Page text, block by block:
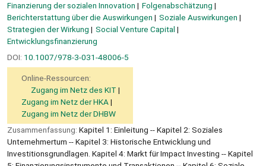
Finanzierung der sozialen Innovation
Folgenabschätzung
Berichterstattung über die Auswirkungen
Soziale Auswirkungen
Strategien der Wirkung
Social Venture Capital
Entwicklungsfinanzierung
DOI: 10.1007/978-3-031-48006-5
Online-Ressourcen:
Zugang im Netz des KIT
Zugang im Netz der HKA
Zugang im Netz der DHBW
Zusammenfassung: Kapitel 1: Einleitung -- Kapitel 2: Soziales
Unternehmertum -- Kapitel 3: Historische Entwicklung und
Investitionsgrundlagen. Kapitel 4: Markt für Impact Investing -- Kapitel